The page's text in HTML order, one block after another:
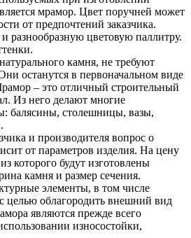
мрамор. Цвет поручней может
от предпочтений заказчика.
цветовую паллитру.
камня, не требуют
останутся в первоначальном виде
– это отличный строительный
Из него делают многие
балясины, столешницы, вазы,
и производителя вопрос о
от параметров изделия. На цену
которого будут изготовлены
камня и размер сечения.
элементы, в том числе
целью облагородить внешний вид
являются прежде всего
износостойки,